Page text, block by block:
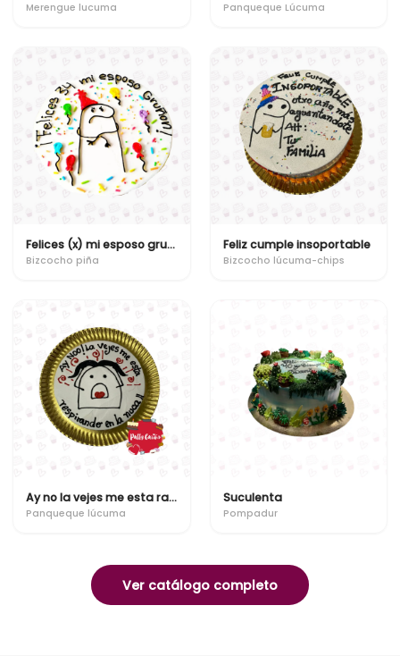
Merengue lucuma Panqueque Lúcuma
Felices (x) mi esposo gruñon
Bizcocho piña
Feliz cumple insoportable
Bizcocho lúcuma-chips
Ay no la vejes me esta raspirando en la nuca !!
Panqueque lúcuma
Suculenta
Pompadur
Ver catálogo completo